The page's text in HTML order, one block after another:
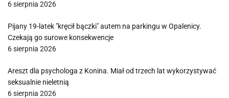
6 sierpnia 2026
Pijany 19-latek "kręcił bączki" autem na parkingu w Opalenicy.
Czekają go surowe konsekwencje
6 sierpnia 2026
Areszt dla psychologa z Konina. Miał od trzech lat wykorzystywać
seksualnie nieletnią
6 sierpnia 2026